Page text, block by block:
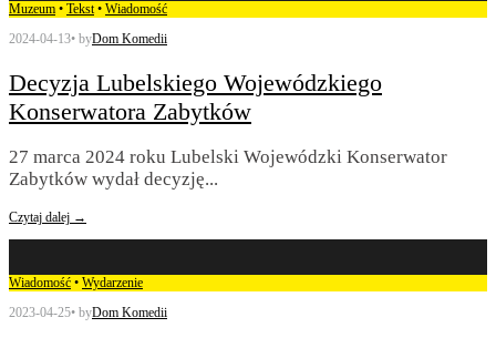
Muzeum • Tekst• Wiadomość
2024-04-13• byDom Komedii
Decyzja Lubelskiego Wojewódzkiego
Konserwatora Zabytków
27 marca 2024 roku Lubelski Wojewódzki Konserwator
Zabytków wydał decyzję...
Czytaj dalej →
Wiadomość • Wydarzenie
2023-04-25• byDom Komedii